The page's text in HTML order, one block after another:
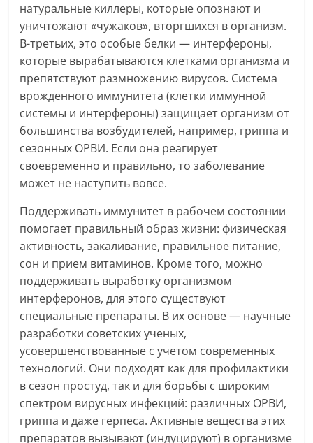
натуральные киллеры, которые опознают и
уничтожают «чужаков», вторгшихся в организм.
В-третьих, это особые белки — интерфероны,
которые вырабатываются клетками организма и
препятствуют размножению вирусов. Система
врожденного иммунитета (клетки иммунной
системы и интерфероны) защищает организм от
большинства возбудителей, например, гриппа и
сезонных ОРВИ. Если она реагирует
своевременно и правильно, то заболевание
может не наступить вовсе.
Поддерживать иммунитет в рабочем состоянии
помогает правильный образ жизни: физическая
активность, закаливание, правильное питание,
сон и прием витаминов. Кроме того, можно
поддерживать выработку организмом
интерферонов, для этого существуют
специальные препараты. В их основе — научные
разработки советских ученых,
усовершенствованные с учетом современных
технологий. Они подходят как для профилактики
в сезон простуд, так и для борьбы с широким
спектром вирусных инфекций: различных ОРВИ,
гриппа и даже герпеса. Активные вещества этих
препаратов вызывают (индуцируют) в организме